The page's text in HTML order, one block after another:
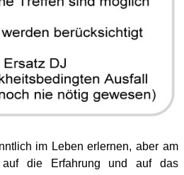
im Leben erlernen, aber am
die Erfahrung und auf das